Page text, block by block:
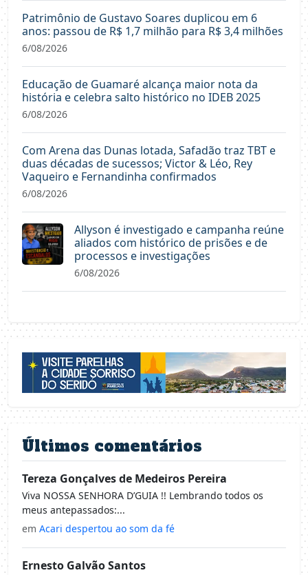
Patrimônio de Gustavo Soares duplicou em 6
anos: passou de R$ 1,7 milhão para R$ 3,4 milhões
6/08/2026
Educação de Guamaré alcança maior nota da
história e celebra salto histórico no IDEB 2025
6/08/2026
Com Arena das Dunas lotada, Safadão traz TBT e
duas décadas de sucessos; Victor & Léo, Rey
Vaqueiro e Fernandinha confirmados
6/08/2026
Allyson é investigado e campanha reúne
aliados com histórico de prisões e de
processos e investigações
6/08/2026
Últimos comentários
Tereza Gonçalves de Medeiros Pereira
Viva NOSSA SENHORA D’GUIA !! Lembrando todos os
meus antepassados:...
em Acari despertou ao som da fé
Ernesto Galvão Santos